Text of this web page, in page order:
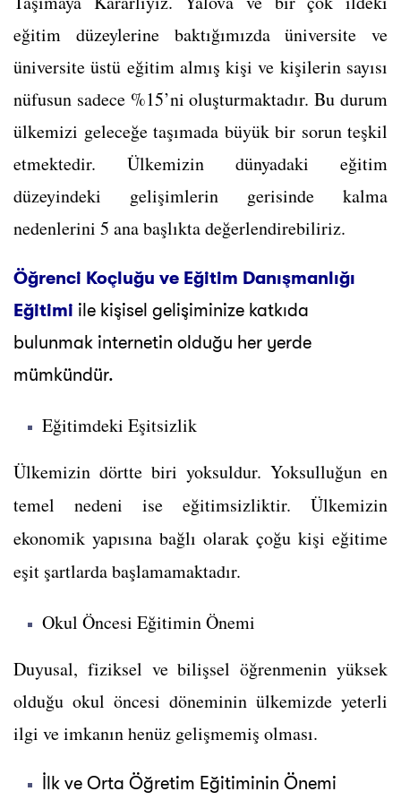
eğitim düzeylerine baktığımızda üniversite ve
üniversite üstü eğitim almış kişi ve kişilerin sayısı
nüfusun sadece %15’ni oluşturmaktadır. Bu durum
ülkemizi geleceğe taşımada büyük bir sorun teşkil
etmektedir. Ülkemizin dünyadaki eğitim
düzeyindeki gelişimlerin gerisinde kalma
nedenlerini 5 ana başlıkta değerlendirebiliriz.
Öğrenci Koçluğu ve Eğitim Danışmanlığı
Eğitimi ile kişisel gelişiminize katkıda
bulunmak internetin olduğu her yerde
mümkündür.
Eğitimdeki Eşitsizlik
Ülkemizin dörtte biri yoksuldur. Yoksulluğun en
temel nedeni ise eğitimsizliktir. Ülkemizin
ekonomik yapısına bağlı olarak çoğu kişi eğitime
eşit şartlarda başlamamaktadır.
Okul Öncesi Eğitimin Önemi
Duyusal, fiziksel ve bilişsel öğrenmenin yüksek
olduğu okul öncesi döneminin ülkemizde yeterli
ilgi ve imkanın henüz gelişmemiş olması.
İlk ve Orta Öğretim Eğitiminin Önemi